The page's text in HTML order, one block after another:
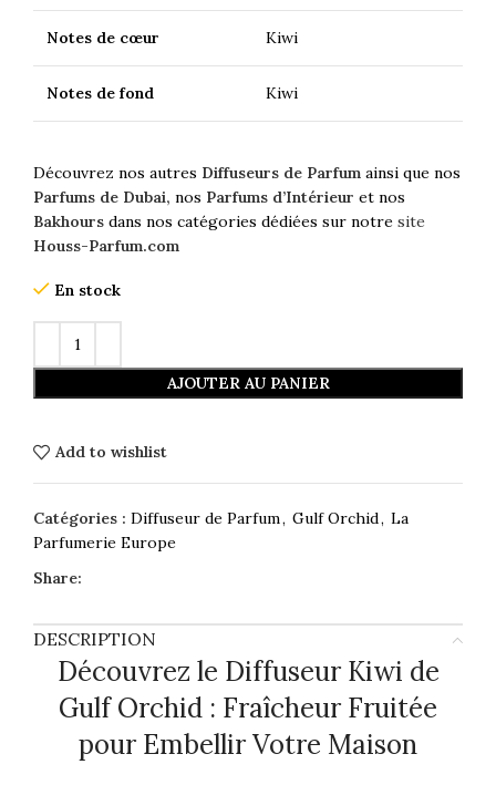
Notes de cœur Kiwi
Notes de fond Kiwi
Découvrez nos autres Diffuseurs de Parfum ainsi que nos
Parfums de Dubai, nos Parfums d’Intérieur et nos
Bakhours dans nos catégories dédiées sur notre site
Houss-Parfum.com
En stock
AJOUTER AU PANIER
Add to wishlist
Catégories : Diffuseur de Parfum, Gulf Orchid, La
Parfumerie Europe
Share:
DESCRIPTION
Découvrez le Diffuseur Kiwi de
Gulf Orchid : Fraîcheur Fruitée
pour Embellir Votre Maison